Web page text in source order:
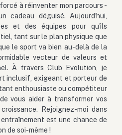
à réinventer mon parcours -
cadeau déguisé. Aujourd'hui,
et des équipes pour qu'ils
tant sur le plan physique que
le sport va bien au-delà de la
vecteur de valeurs et
À travers Club Evolution, je
inclusif, exigeant et porteur de
enthousiaste ou compétiteur
vous aider à transformer vos
Rejoignez-moi dans
est une chance de
de soi-même !